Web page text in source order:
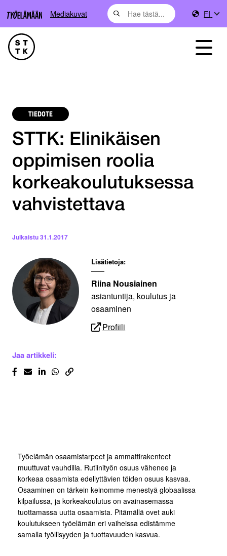
Mediakuvat FI
TIEDOTE
STTK: Elinikäisen
oppimisen roolia
korkeakoulutuksessa
vahvistettava
Julkaistu31.1.2017
Lisätietoja:
Riina Nousiainen
asiantuntija, koulutus ja
osaaminen
Profiili
Jaa artikkeli:
Työelämän osaamistarpeet ja ammattirakenteet
muuttuvat vauhdilla. Rutiinityön osuus vähenee ja
korkeaa osaamista edellyttävien töiden osuus kasvaa.
Osaaminen on tärkein keinomme menestyä globaalissa
kilpailussa, ja korkeakoulutus on avainasemassa
tuottamassa uutta osaamista. Pitämällä ovet auki
koulutukseen työelämän eri vaiheissa edistämme
samalla työllisyyden ja tuottavuuden kasvua.